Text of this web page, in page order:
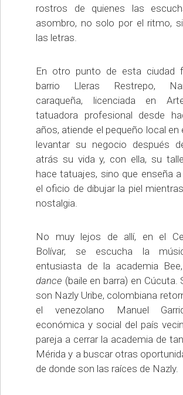
rostros de quienes las
asombro, no solo por el ritmo,
las letras.
En otro punto de esta ciudad
barrio Lleras Restrepo,
caraqueña, licenciada en
tatuadora profesional desde
años, atiende el pequeño local en
levantar su negocio después
atrás su vida y, con ella, su
hace tatuajes, sino que enseña
el oficio de dibujar la piel
nostalgia.
No muy lejos de allí, en el
Bolívar, se escucha la
entusiasta de la academia
dance (baile en barra) en Cúcuta.
son Nazly Uribe, colombiana
el venezolano Manuel
económica y social del país
pareja a cerrar la academia de
Mérida y a buscar otras
de donde son las raíces de Nazly.